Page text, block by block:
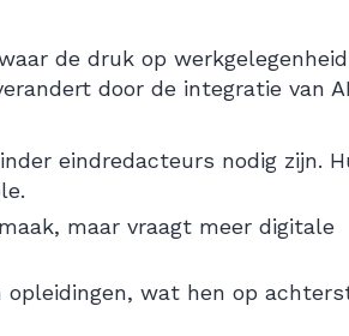
de druk op
door de integratie van
eindredacteurs nodig zijn.
maar vraagt meer digitale
wat hen op